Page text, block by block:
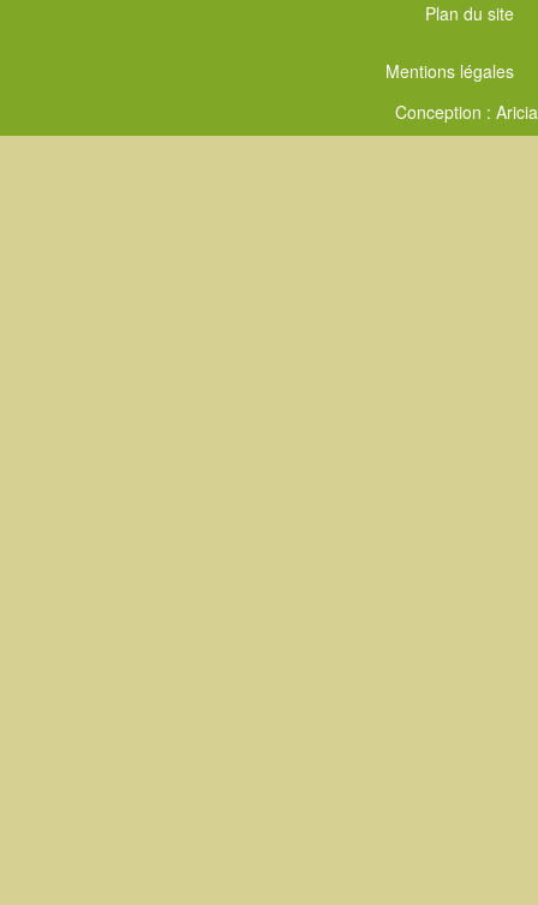
Plan du site
Mentions légales
Conception : Aricia